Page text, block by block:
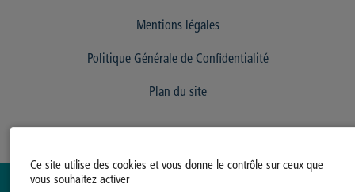
Ce site utilise des cookies et vous donne le contrôle sur ceux que
vous souhaitez activer
Mentions légales
Politique Générale de Confidentialité
Plan du site